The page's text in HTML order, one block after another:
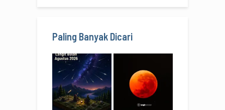
Paling Banyak Dicari